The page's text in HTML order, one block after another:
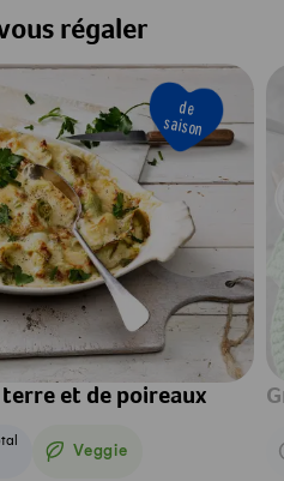
régaler
de
saison
et de poireaux
Veggie
Veggie